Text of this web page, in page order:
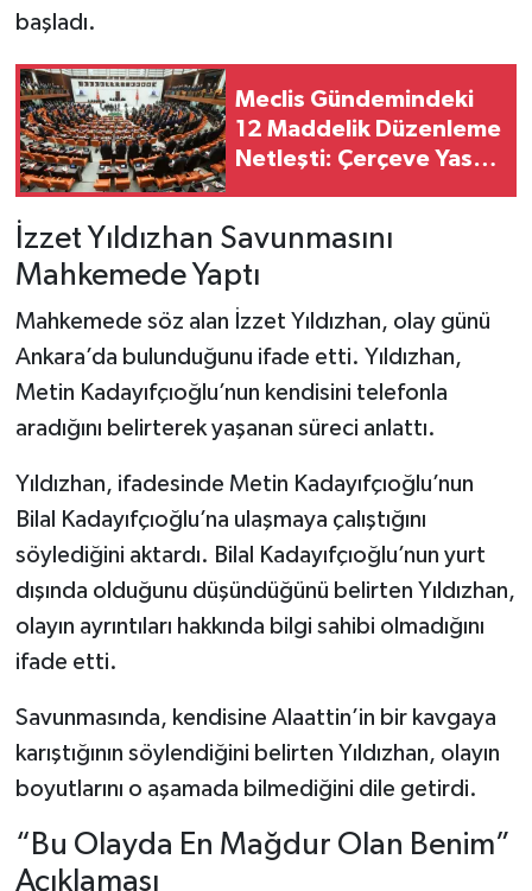
başladı.
Meclis Gündemindeki
12 Maddelik Düzenleme
Netleşti: Çerçeve Yasa
Alıyor?
İzzet Yıldızhan Savunmasını
Mahkemede Yaptı
Mahkemede söz alan İzzet Yıldızhan, olay günü
Ankara’da bulunduğunu ifade etti. Yıldızhan,
Metin Kadayıfçıoğlu’nun kendisini telefonla
aradığını belirterek yaşanan süreci anlattı.
Yıldızhan, ifadesinde Metin Kadayıfçıoğlu’nun
Bilal Kadayıfçıoğlu’na ulaşmaya çalıştığını
söylediğini aktardı. Bilal Kadayıfçıoğlu’nun yurt
dışında olduğunu düşündüğünü belirten Yıldızhan,
olayın ayrıntıları hakkında bilgi sahibi olmadığını
ifade etti.
Savunmasında, kendisine Alaattin’in bir kavgaya
karıştığının söylendiğini belirten Yıldızhan, olayın
boyutlarını o aşamada bilmediğini dile getirdi.
“Bu Olayda En Mağdur Olan Benim”
Açıklaması